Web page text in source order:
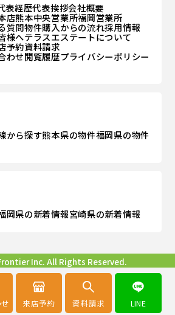
来店予約 資料請求 LINE
表経歴代表挨拶会社概要
店熊本中央営業所福岡営業所
質問物件購入からの流れ採用情報
様へテラスエステートについて
予約資料請求
わせ閲覧履歴プライバシーポリシー
から探す熊本県の物件福岡県の物件
岡県の新着情報宮崎県の新着情報
Inc. All Rights Reserved.